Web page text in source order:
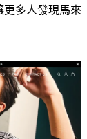
更多人發現馬來